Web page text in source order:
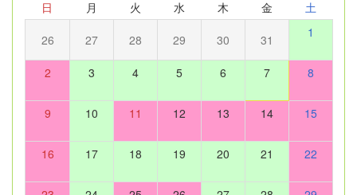
日 月 火 水 木 金 土
26 27 28 29 30 31 1
2 3 4 5 6 7 8
9 10 11 12 13 14 15
16 17 18 19 20 21 22